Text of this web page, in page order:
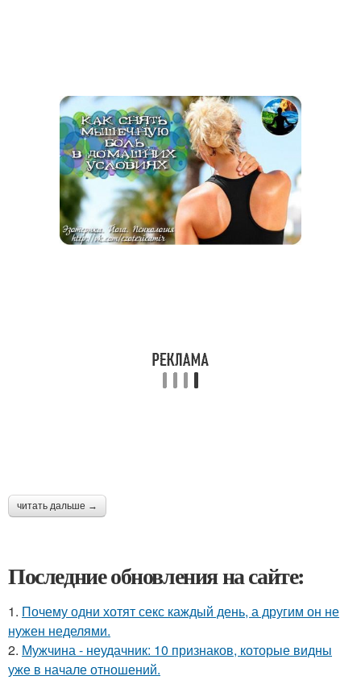
читать дальше →
Последние обновления на сайте:
1. Почему одни хотят секс каждый день, а другим он не
нужен неделями.
2. Мужчина - неудачник: 10 признаков, которые видны
уже в начале отношений.